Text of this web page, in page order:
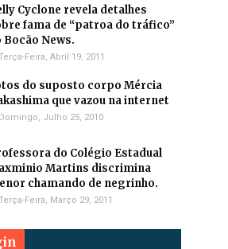
Cyclone revela detalhes
fama de “patroa do tráfico”
Bocão News.
Feira, Abril 19, 2011
do suposto corpo Mércia
que vazou na internet
Domingo, Julho 25, 2010
do Colégio Estadual
Martins discrimina
chamando de negrinho.
Feira, Março 29, 2011